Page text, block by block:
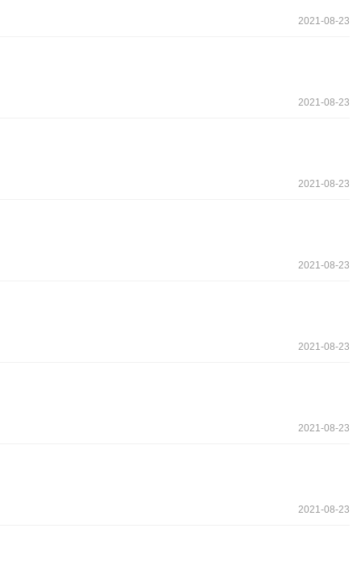
2021-08-23
2021-08-23
2021-08-23
2021-08-23
2021-08-23
2021-08-23
2021-08-23